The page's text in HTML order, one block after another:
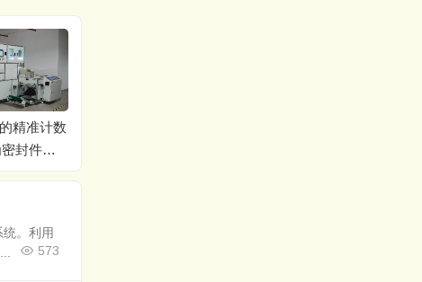
精准计数
封件行
。利用
573